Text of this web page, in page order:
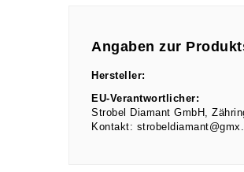
Angaben zur
Hersteller:
EU-Verantwortlicher:
Strobel Diamant GmbH
Kontakt: